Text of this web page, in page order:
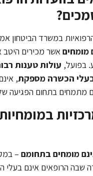
במשרד הביטחון
מומחיםאשר מכירים
בפועל, עולות טענות
בעלי הכשרה מספקת,
מתמחים בתחום הפגיעה
מומחים בתחומם –
שבה הרופאים אינם בעלי